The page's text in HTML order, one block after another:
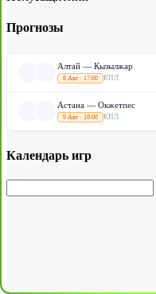
Прогнозы
Алтай — Кызылжар
8 Авг · 17:00 КПЛ
Астана — Окжетпес
9 Авг · 18:00 КПЛ
Календарь игр